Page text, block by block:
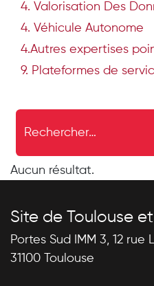
4. Valorisation Des
4. Véhicule Autonome
4.Autres expertises
9. Plateformes de
Aucun résultat.
Site de Toulouse
Portes Sud IMM 3, 12
31100 Toulouse